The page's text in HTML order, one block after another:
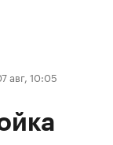
авг, 10:05